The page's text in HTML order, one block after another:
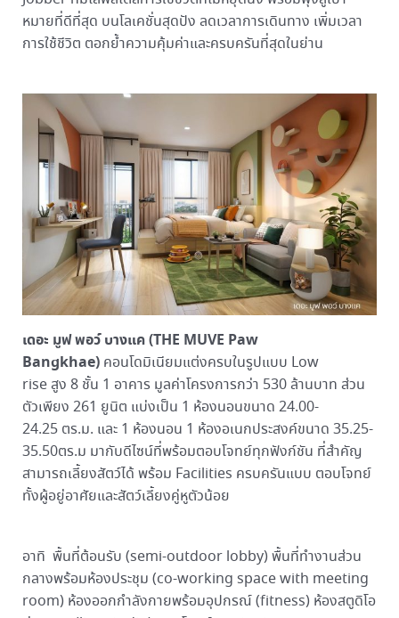
หมายที่ดีที่สุด บนโลเคชั่นสุดปัง ลดเวลาการเดินทาง เพิ่มเวลา
การใช้ชีวิต ตอกย้ำความคุ้มค่าและครบครันที่สุดในย่าน
เดอะ มูฟ พอว์ บางแค (THE MUVE Paw
Bangkhae) คอนโดมิเนียมแต่งครบในรูปแบบ Low
rise สูง 8 ชั้น 1 อาคาร มูลค่าโครงการกว่า 530 ล้านบาท ส่วน
ตัวเพียง 261 ยูนิต แบ่งเป็น 1 ห้องนอนขนาด 24.00-
24.25 ตร.ม. และ 1 ห้องนอน 1 ห้องอเนกประสงค์ขนาด 35.25-
35.50ตร.ม มากับดีไซน์ที่พร้อมตอบโจทย์ทุกฟังก์ชัน ที่สำคัญ
สามารถเลี้ยงสัตว์ได้ พร้อม Facilities ครบครันแบบ ตอบโจทย์
ทั้งผู้อยู่อาศัยและสัตว์เลี้ยงคู่หูตัวน้อย
อาทิ พื้นที่ต้อนรับ (semi-outdoor lobby) พื้นที่ทำงานส่วน
กลางพร้อมห้องประชุม (co-working space with meeting
room) ห้องออกกำลังกายพร้อมอุปกรณ์ (fitness) ห้องสตูดิโอ